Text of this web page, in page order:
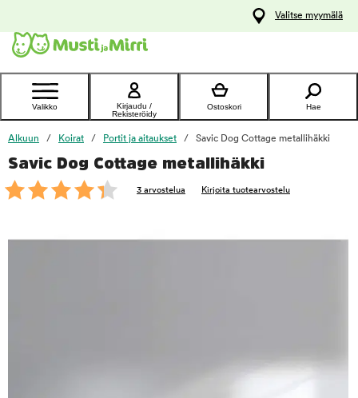
Ota yhteyttä
asiakaspalveluun
Valitse myymälä
Valikko
Kirjaudu /
Rekisteröidy
Ostoskori Hae
Alkuun Koirat Portit ja aitaukset Savic Dog Cottage metallihäkki
Savic Dog Cottage metallihäkki
3 arvostelua Kirjoita tuotearvostelu
foo